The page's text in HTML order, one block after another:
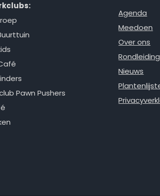
Pawn Pushers
Agenda
Meedoen
Over ons
Nieuws